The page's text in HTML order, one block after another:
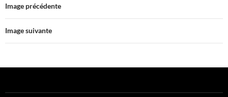
Image précédente
Image suivante